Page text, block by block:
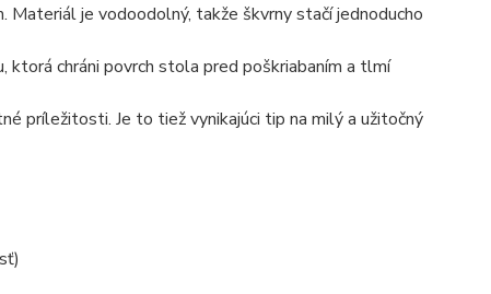
je vodoodolný, takže škvrny stačí jednoducho
chráni povrch stola pred poškriabaním a tlmí
príležitosti. Je to tiež vynikajúci tip na milý a užitočný